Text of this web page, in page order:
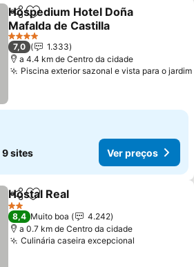
PartilharAdicionar aos favoritos
Hospedium Hotel Doña
Mafalda de Castilla
4 Estrelas
7,0
1.333
a 4.4 km de Centro da cidade
Piscina exterior sazonal e vista para o jardim
9 sites Ver preços
PartilharAdicionar aos favoritos
Hostal Real
2 Estrelas
8,4 Muito boa
4.242
a 0.7 km de Centro da cidade
Culinária caseira excepcional